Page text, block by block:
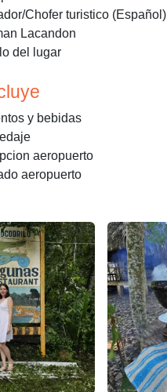
Chofer turistico (Español)
Lacandon
del lugar
y bebidas
aeropuerto
aeropuerto